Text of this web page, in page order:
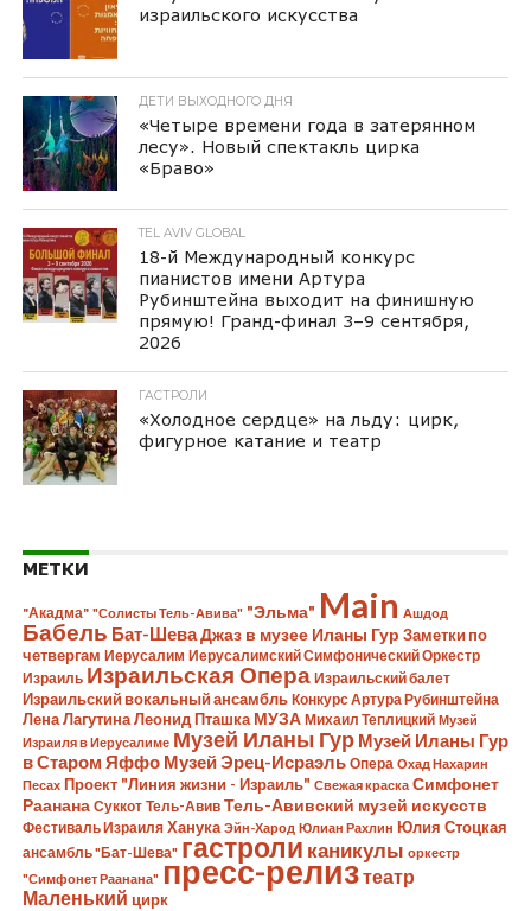
израильского искусства
ДЕТИ ВЫХОДНОГО ДНЯ
«Четыре времени года в затерянном
лесу». Новый спектакль цирка
«Браво»
TEL AVIV GLOBAL
18-й Международный конкурс
пианистов имени Артура
Рубинштейна выходит на финишную
прямую! Гранд-финал 3–9 сентября,
2026
ГАСТРОЛИ
«Холодное сердце» на льду: цирк,
фигурное катание и театр
МЕТКИ
"Акадма" "Солисты Тель-Авива" "Эльма" Main Ашдод
Бабель Бат-ШеваДжаз в музее Иланы Гур Заметки по
четвергам Иерусалим Иерусалимский Симфонический Оркестр
Израиль Израильская Опера Израильский балет
Израильский вокальный ансамбль Конкурс Артура Рубинштейна
Лена Лагутина Леонид Пташка МУЗА Михаил Теплицкий Музей
Израиля в Иерусалиме Музей Иланы Гур Музей Иланы Гур
в Старом Яффо Музей Эрец-Исраэль Опера Охад Нахарин
Песах Проект "Линия жизни - Израиль" Свежая краска Симфонет
Раанана Суккот Тель-Авив Тель-Авивский музей искусств
Фестиваль Израиля Ханука Эйн-Харод Юлиан Рахлин Юлия Стоцкая
ансамбль "Бат-Шева" гастроли каникулы оркестр
"Симфонет Раанана" пресс-релизтеатр
Маленький цирк